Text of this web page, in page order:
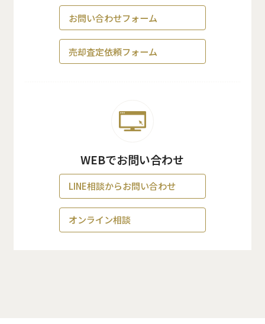
お問い合わせフォーム
売却査定依頼フォーム
WEBでお問い合わせ
LINE相談からお問い合わせ
オンライン相談